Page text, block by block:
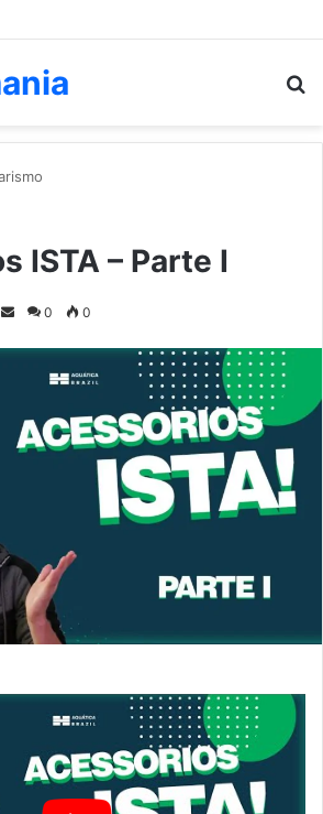
ISTA – Parte I
Mande
0 0